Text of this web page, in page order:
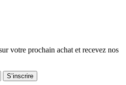
votre prochain achat et recevez nos
S’inscrire